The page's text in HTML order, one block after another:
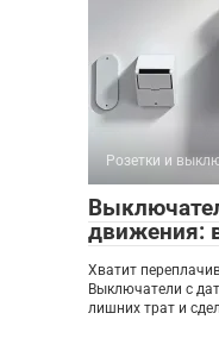
Розетки и
движения:
Хватит
Выключатели с
лишних трат и